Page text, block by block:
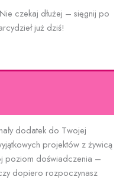
czekaj dłużej – sięgnij po
już dziś!
dodatek do Twojej
projektów z żywicą
poziom doświadczenia –
dopiero rozpoczynasz